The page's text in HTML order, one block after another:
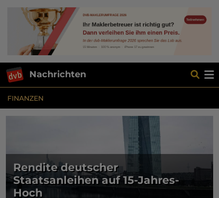
Nachrichten
FINANZEN
Rendite deutscher
Staatsanleihen auf 15-Jahres-
Hoch